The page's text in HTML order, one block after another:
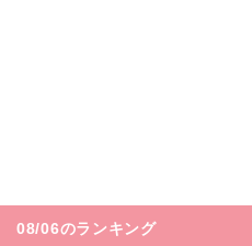
08/06のランキング